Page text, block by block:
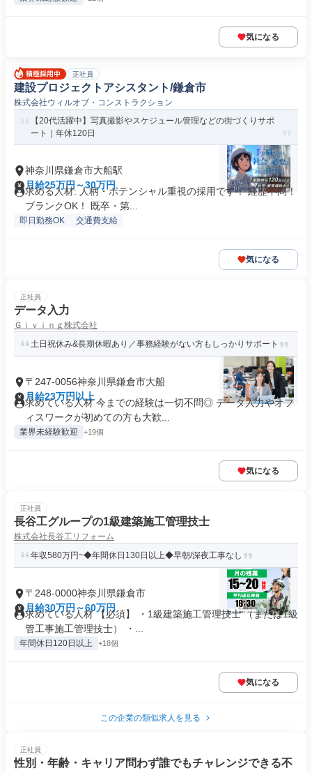
気になる
正社員
建設プロジェクトアシスタント/鎌倉市
株式会社ウィルオブ・コンストラクション
【20代活躍中】写真撮影やスケジュール管理などの街づくりサポ
ート｜年休120日
神奈川県鎌倉市大船駅
月給25万円～30万円
求める人材: 人柄・ポテンシャル重視の採用です！ 経歴不問！
ブランクOK！ 既卒・第...
即日勤務OK 交通費支給
気になる
正社員
データ入力
Ｇｉｖｉｎｇ株式会社
土日祝休み&長期休暇あり／事務経験がない方もしっかりサポート
〒247-0056神奈川県鎌倉市大船
月給23万円以上
求めている人材 今までの経験は一切不問◎ データ入力やオフ
ィスワークが初めての方も大歓...
業界未経験歓迎 +19個
気になる
正社員
長谷工グループの1級建築施工管理技士
株式会社長谷工リフォーム
年収580万円~◆年間休日130日以上◆早朝/深夜工事なし
〒248-0000神奈川県鎌倉市
月給30万円～60万円
求めている人材 【必須】 ・1級建築施工管理技士 （または1級
管工事施工管理技士） ・...
年間休日120日以上 +18個
気になる
この企業の類似求人を見る
正社員
性別・年齢・キャリア問わず誰でもチャレンジできる不